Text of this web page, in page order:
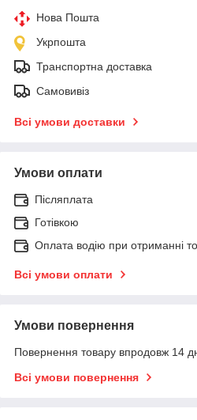
Нова Пошта
Укрпошта
Транспортна доставка
Самовивіз
Всі умови доставки
Умови оплати
Післяплата
Готівкою
Оплата водію при отриманні
Всі умови оплати
Умови повернення
Повернення товару впродовж 14
Всі умови повернення